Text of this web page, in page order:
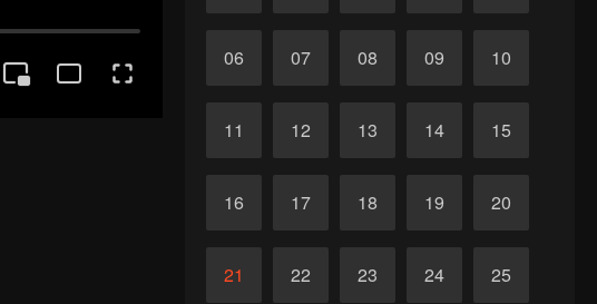
06 07 08 09 10
11 12 13 14 15
16 17 18 19 20
21 22 23 24 25